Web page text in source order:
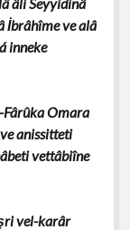
İbrâhîme ve alâ
inneke
Fârûka Omara
anissitteti
vettâbiîne
vel-karâr